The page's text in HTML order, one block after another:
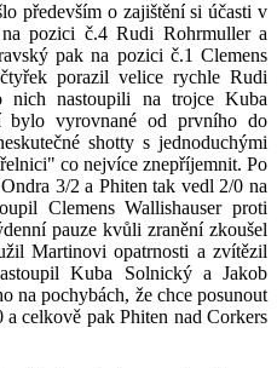
především o zajištění si účasti v
pozici č.4 Rudi Rohrmuller a
pak na pozici č.1 Clemens
porazil velice rychle Rudi
nich nastoupili na trojce Kuba
bylo vyrovnané od prvního do
shotty s jednoduchými
co nejvíce znepříjemnit. Po
3/2 a Phiten tak vedl 2/0 na
Clemens Wallishauser proti
pauze kvůli zranění zkoušel
Martinovi opatrnosti a zvítězil
Kuba Solnický a Jakob
na pochybách, že chce posunout
celkově pak Phiten nad Corkers